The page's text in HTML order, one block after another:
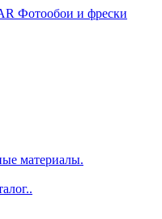
Фотообои и фрески
материалы.